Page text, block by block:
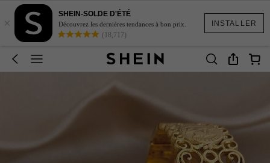
INSTALLER
×
SHEIN-SOLDE D'ÉTÉ
Découvrez les dernières tendances à bon prix.
(18,717)